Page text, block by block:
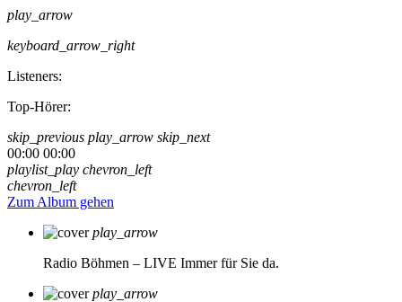
play_arrow
keyboard_arrow_right
Listeners:
Top-Hörer:
skip_previous play_arrow skip_next
00:00 00:00
playlist_play chevron_left
chevron_left
Zum Album gehen
play_arrow
Radio Böhmen – LIVE Immer für Sie da.
play_arrow